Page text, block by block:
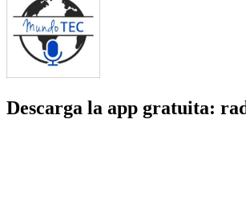
Descarga la app gratuita: